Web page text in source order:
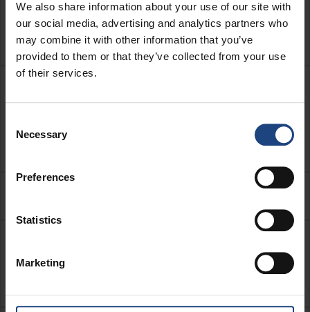
We also share information about your use of our site with
our social media, advertising and analytics partners who
may combine it with other information that you’ve
provided to them or that they’ve collected from your use
of their services.
Selection
Necessary
Preferences
Statistics
Marketing
È possibile "mettere in pausa" la
sessione a tempo effettuando il logout?
connessione dopo aver acquistato una
sessione WiFi e la sessione viene
vede quando si avvia il browser